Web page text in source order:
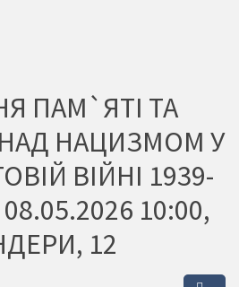
ПАМ`ЯТІ ТА
НАЦИЗМОМ У
ВІЙНІ 1939-
10:00,
12